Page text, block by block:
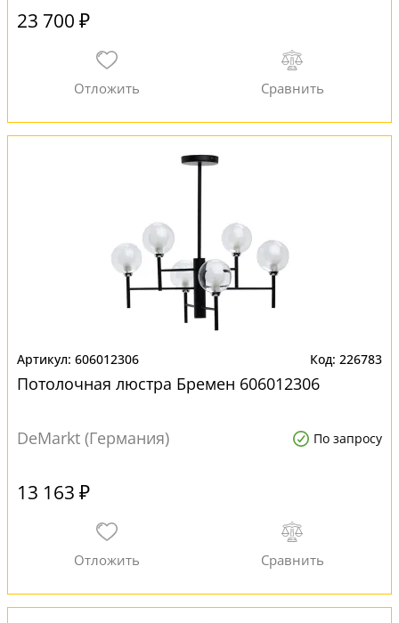
23 700 ₽
606012306 226783
Потолочная люстра Бремен 606012306
DeMarkt (Германия) По запросу
13 163 ₽